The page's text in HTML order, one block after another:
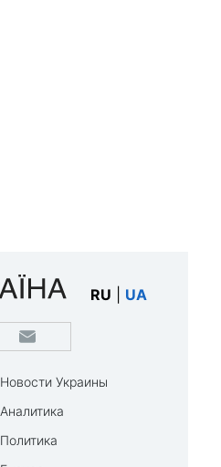
RU UA
Новости Украины
Аналитика
Политика